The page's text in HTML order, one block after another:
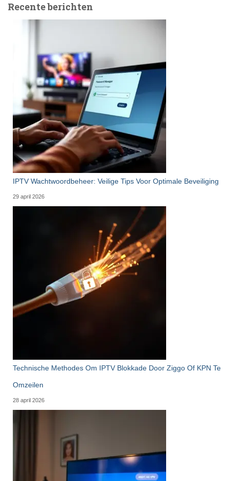
Recente berichten
IPTV Wachtwoordbeheer: Veilige Tips Voor Optimale Beveiliging
29 april 2026
Technische Methodes Om IPTV Blokkade Door Ziggo Of KPN Te
Omzeilen
28 april 2026